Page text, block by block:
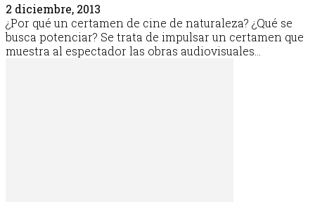
2 diciembre, 2013
¿Por qué un certamen de cine de naturaleza? ¿Qué se
busca potenciar? Se trata de impulsar un certamen que
muestra al espectador las obras audiovisuales...